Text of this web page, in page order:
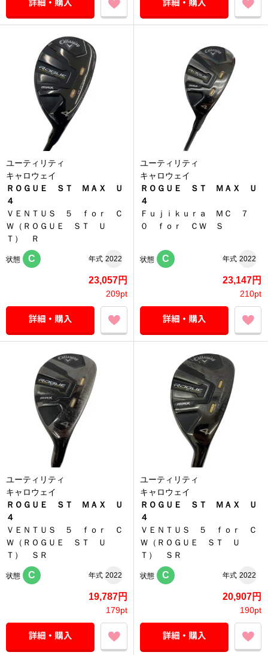
ユーティリティ
キャロウェイ
ＲＯＧＵＥ ＳＴ ＭＡＸ Ｕ
４
ＶＥＮＴＵＳ ５ ｆｏｒ Ｃ
Ｗ（ＲＯＧＵＥ ＳＴ Ｕ
Ｔ） Ｒ
状態 C 年式 2022
23,057円
209pt
ユーティリティ
キャロウェイ
ＲＯＧＵＥ ＳＴ ＭＡＸ Ｕ
４
Ｆｕｊｉｋｕｒａ ＭＣ ７
０ ｆｏｒ ＣＷ Ｓ
状態 C 年式 2022
23,147円
210pt
ユーティリティ
キャロウェイ
ＲＯＧＵＥ ＳＴ ＭＡＸ Ｕ
４
ＶＥＮＴＵＳ ５ ｆｏｒ Ｃ
Ｗ（ＲＯＧＵＥ ＳＴ Ｕ
Ｔ） ＳＲ
状態 C 年式 2022
19,787円
179pt
ユーティリティ
キャロウェイ
ＲＯＧＵＥ ＳＴ ＭＡＸ Ｕ
４
ＶＥＮＴＵＳ ５ ｆｏｒ Ｃ
Ｗ（ＲＯＧＵＥ ＳＴ Ｕ
Ｔ） ＳＲ
状態 C 年式 2022
20,907円
190pt